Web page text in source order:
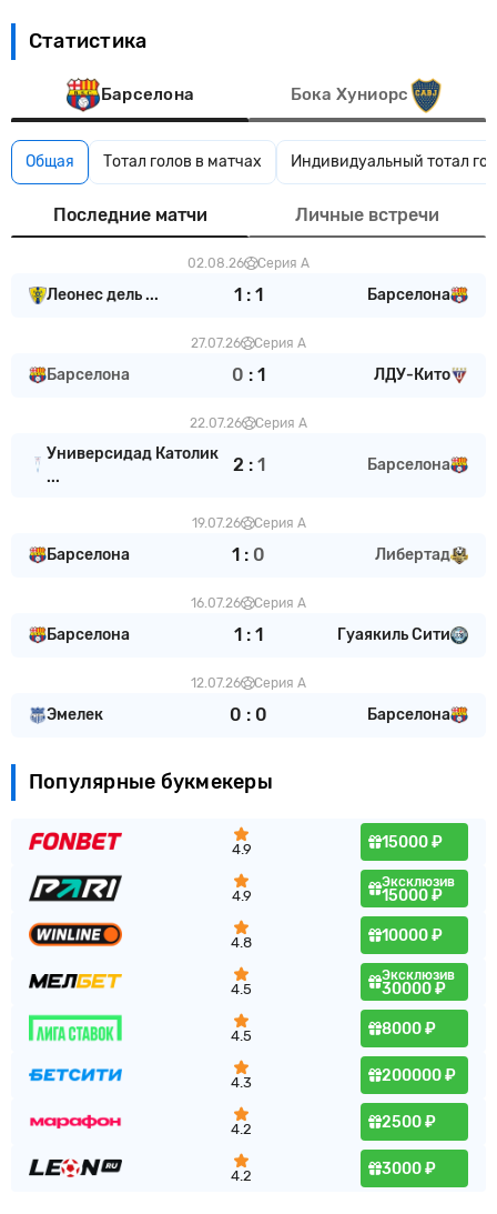
Статистика
Барселона Бока Хуниорс
Общая Тотал голов в матчах Индивидуальный тотал
Последние матчи Личные встречи
02.08.26 Серия А
Леонес дель ... 1 : 1 Барселона
27.07.26 Серия А
Барселона 0 : 1 ЛДУ-Кито
22.07.26 Серия А
Универсидад Католик
...
2 : 1 Барселона
19.07.26 Серия А
Барселона 1 : 0 Либертад
16.07.26 Серия А
Барселона 1 : 1 Гуаякиль Сити
12.07.26 Серия А
Эмелек 0 : 0 Барселона
Популярные букмекеры
4.9 15000 ₽
4.9
Эксклюзив
15000 ₽
4.8 10000 ₽
4.5
Эксклюзив
30000 ₽
4.5 8000 ₽
4.3 200000 ₽
4.2 2500 ₽
4.2 3000 ₽